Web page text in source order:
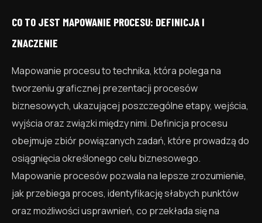
CO TO JEST MAPOWANIE PROCESU: DEFINICJA I
ZNACZENIE
Mapowanie procesu to technika, która polega na
tworzeniu graficznej prezentacji procesów
biznesowych, ukazującej poszczególne etapy, wejścia,
wyjścia oraz związki między nimi. Definicja procesu
obejmuje zbiór powiązanych zadań, które prowadzą do
osiągnięcia określonego celu biznesowego.
Mapowanie procesów pozwala na lepsze zrozumienie,
jak przebiega proces, identyfikację słabych punktów
oraz możliwości usprawnień, co przekłada się na